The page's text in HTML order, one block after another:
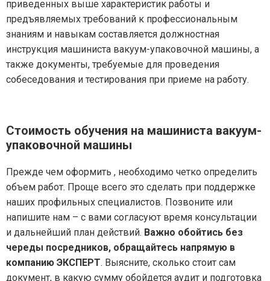
приведенных выше характеристик работы и
предъявляемых требований к профессиональным
знаниям и навыкам составляется должностная
инструкция машиниста вакуум-упаковочной машины, а
также документы, требуемые для проведения
собеседования и тестирования при приеме на работу.
Стоимость обучения на машиниста вакуум-
упаковочной машины
Прежде чем оформить , необходимо четко определить
объем работ. Проще всего это сделать при поддержке
наших профильных специалистов. Позвоните или
напишите нам – с вами согласуют время консультации
и дальнейший план действий. Важно обойтись без
череды посредников, обращайтесь напрямую в
компанию ЭКСПЕРТ. Выясните, сколько стоит сам
документ, в какую сумму обойдется аудит и подготовка